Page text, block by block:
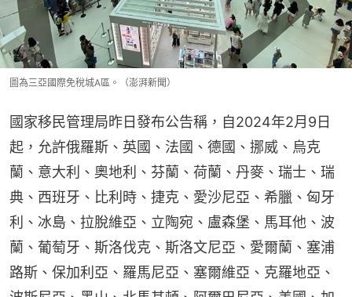
圖為三亞國際免稅城A區。（澎湃新聞）
國家移民管理局昨日發布公告稱，自2024年2月9日
起，允許俄羅斯、英國、法國、德國、挪威、烏克
蘭、意大利、奧地利、芬蘭、荷蘭、丹麥、瑞士、瑞
典、西班牙、比利時、捷克、愛沙尼亞、希臘、匈牙
利、冰島、拉脫維亞、立陶宛、盧森堡、馬耳他、波
蘭、葡萄牙、斯洛伐克、斯洛文尼亞、愛爾蘭、塞浦
路斯、保加利亞、羅馬尼亞、塞爾維亞、克羅地亞、